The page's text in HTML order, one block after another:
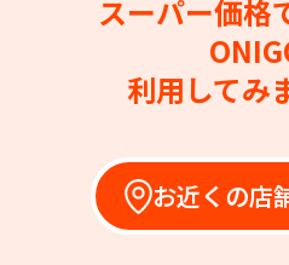
スーパー価格
利用してみ
お近くの店